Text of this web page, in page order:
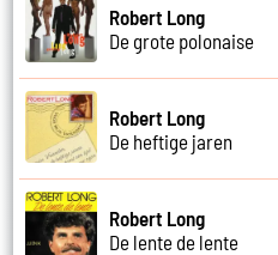
Robert Long
De grote polonaise
Robert Long
De heftige jaren
Robert Long
De lente de lente